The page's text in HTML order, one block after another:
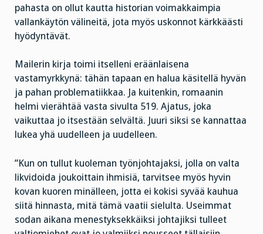
pahasta on ollut kautta historian voimakkaimpia
vallankäytön välineitä, jota myös uskonnot kärkkäästi
hyödyntävät.
Mailerin kirja toimi itselleni eräänlaisena
vastamyrkkynä: tähän tapaan en halua käsitellä hyvän
ja pahan problematiikkaa. Ja kuitenkin, romaanin
helmi vierähtää vasta sivulta 519. Ajatus, joka
vaikuttaa jo itsestään selvältä. Juuri siksi se kannattaa
lukea yhä uudelleen ja uudelleen.
”Kun on tullut kuoleman työnjohtajaksi, jolla on valta
likvidoida joukoittain ihmisiä, tarvitsee myös hyvin
kovan kuoren minälleen, jotta ei kokisi syvää kauhua
siitä hinnasta, mitä tämä vaatii sielulta. Useimmat
sodan aikana menestyksekkäiksi johtajiksi tulleet